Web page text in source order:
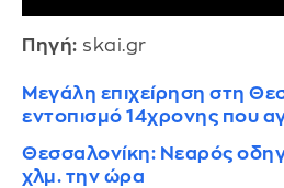
Πηγή: skai.gr
Μεγάλη επιχείρηση στη
εντοπισμό 14χρονης που
Θεσσαλονίκη: Νεαρός
χλμ. την ώρα